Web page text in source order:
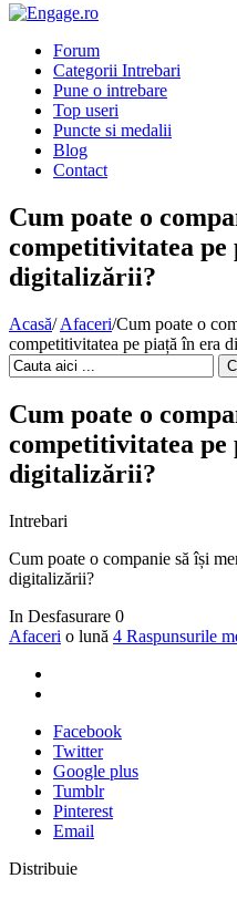
Forum
Categorii Intrebari
Pune o intrebare
Top useri
Puncte si medalii
Blog
Contact
Cum poate o
competitivitatea pe
digitalizării?
Acasă/ Afaceri/Cum poate o
competitivitatea pe piață în era
Cum poate o
competitivitatea pe
digitalizării?
Intrebari
Cum poate o companie să își
digitalizării?
In Desfasurare 0
Afaceri o lună 4 Raspunsurile
Facebook
Twitter
Google plus
Tumblr
Pinterest
Email
Distribuie